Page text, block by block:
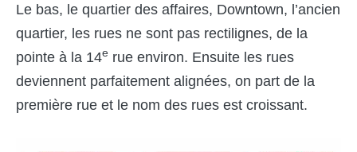
Le bas, le quartier des affaires, Downtown, l’ancien
quartier, les rues ne sont pas rectilignes, de la
pointe à la 14e rue environ. Ensuite les rues
deviennent parfaitement alignées, on part de la
première rue et le nom des rues est croissant.